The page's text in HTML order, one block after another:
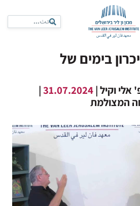
וזיכרון בימים של
אלי וקיל |31.07.2024
|
המצולמת